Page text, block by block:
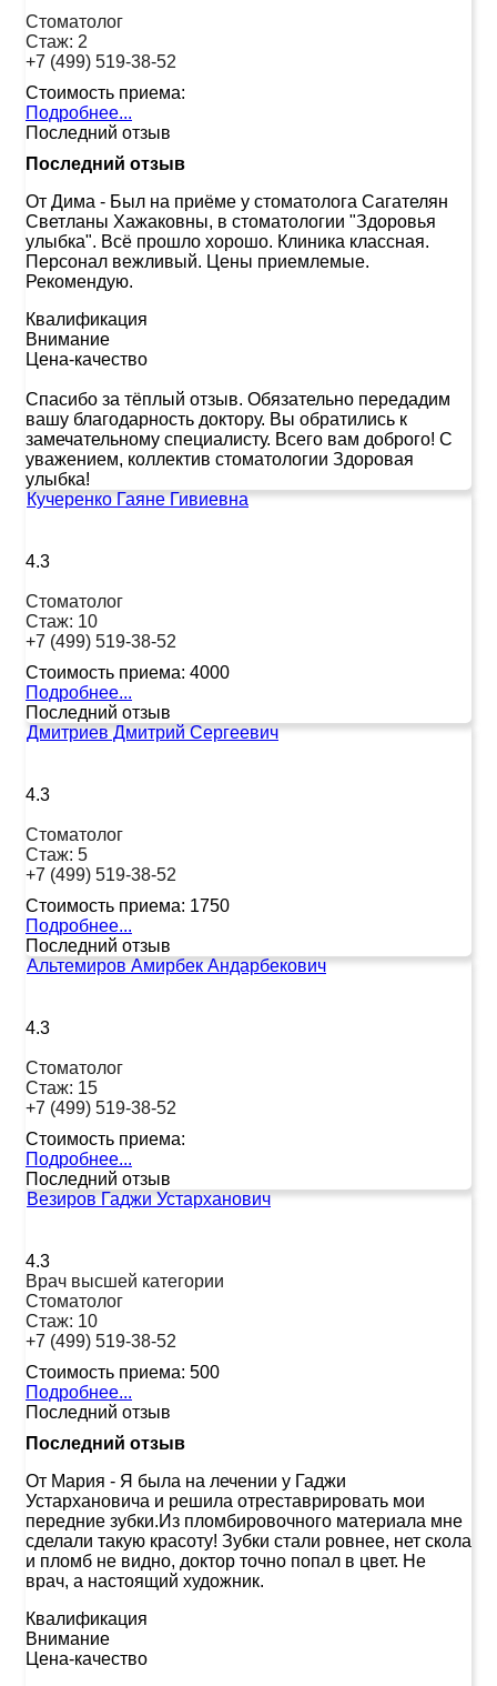
Стоматолог
Стаж: 2
+7 (499) 519-38-52
Стоимость приема:
Подробнее...
Последний отзыв
Последний отзыв
От Дима - Был на приёме у стоматолога Сагателян
Светланы Хажаковны, в стоматологии "Здоровья
улыбка". Всё прошло хорошо. Клиника классная.
Персонал вежливый. Цены приемлемые.
Рекомендую.
Квалификация
Внимание
Цена-качество
Спасибо за тёплый отзыв. Обязательно передадим
вашу благодарность доктору. Вы обратились к
замечательному специалисту. Всего вам доброго! С
уважением, коллектив стоматологии Здоровая
улыбка!
Кучеренко Гаяне Гивиевна
4.3
Стоматолог
Стаж: 10
+7 (499) 519-38-52
Стоимость приема: 4000
Подробнее...
Последний отзыв
Дмитриев Дмитрий Сергеевич
4.3
Стоматолог
Стаж: 5
+7 (499) 519-38-52
Стоимость приема: 1750
Подробнее...
Последний отзыв
Альтемиров Амирбек Андарбекович
4.3
Стоматолог
Стаж: 15
+7 (499) 519-38-52
Стоимость приема:
Подробнее...
Последний отзыв
Везиров Гаджи Устарханович
4.3
Врач высшей категории
Стоматолог
Стаж: 10
+7 (499) 519-38-52
Стоимость приема: 500
Подробнее...
Последний отзыв
Последний отзыв
От Мария - Я была на лечении у Гаджи
Устархановича и решила отреставрировать мои
передние зубки.Из пломбировочного материала мне
сделали такую красоту! Зубки стали ровнее, нет скола
и пломб не видно, доктор точно попал в цвет. Не
врач, а настоящий художник.
Квалификация
Внимание
Цена-качество